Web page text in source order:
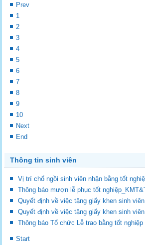
Prev
1
2
3
4
5
6
7
8
9
10
Next
End
Thông tin sinh viên
Vị trí chổ ngồi sinh viên nhận bằng tốt
Thông báo mượn lễ phục tốt
Quyết định về việc tặng giấy khen sinh
Quyết định về việc tặng giấy khen sinh
Thông báo Tổ chức Lễ trao bằng tốt nghiệp
Start